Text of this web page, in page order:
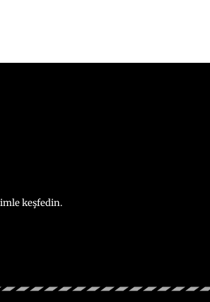
keşfedin.